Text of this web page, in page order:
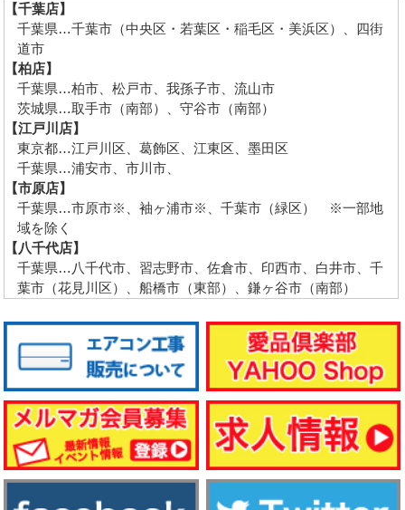
【千葉店】
千葉県…千葉市（中央区・若葉区・稲毛区・美浜区）、四街
道市
【柏店】
千葉県…柏市、松戸市、我孫子市、流山市
茨城県…取手市（南部）、守谷市（南部）
【江戸川店】
東京都…江戸川区、葛飾区、江東区、墨田区
千葉県…浦安市、市川市、
【市原店】
千葉県…市原市※、袖ヶ浦市※、千葉市（緑区） ※一部地
域を除く
【八千代店】
千葉県…八千代市、習志野市、佐倉市、印西市、白井市、千
葉市（花見川区）、船橋市（東部）、鎌ヶ谷市（南部）